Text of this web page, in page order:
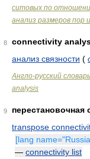
ситовых по
анализ размеров пор
8
connectivity
анализ связности (
Англо-русский
analysis
9
перестановочная
transpose
[lang
— connectivity list